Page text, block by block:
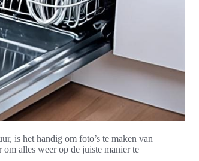
is het handig om foto’s te maken van
alles weer op de juiste manier te